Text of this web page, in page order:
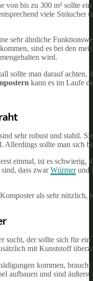
von bis zu 300 m² sollte
viele
sehr ähnliche
sind es bei den
wird.
sollte man darauf achten,
kann es im Laufe
sehr robust und stabil.
Allerdings sollte man sich
einmal, ist es schwierig,
dass zwarWürmerund
als sehr nützlich,
sucht, der sollte sich für
mit Kunststoff
kommen,
aufbauen und sind